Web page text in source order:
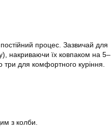
процес. Зазвичай для
накриваючи їх ковпаком на 5–
для комфортного куріння.
з колби.